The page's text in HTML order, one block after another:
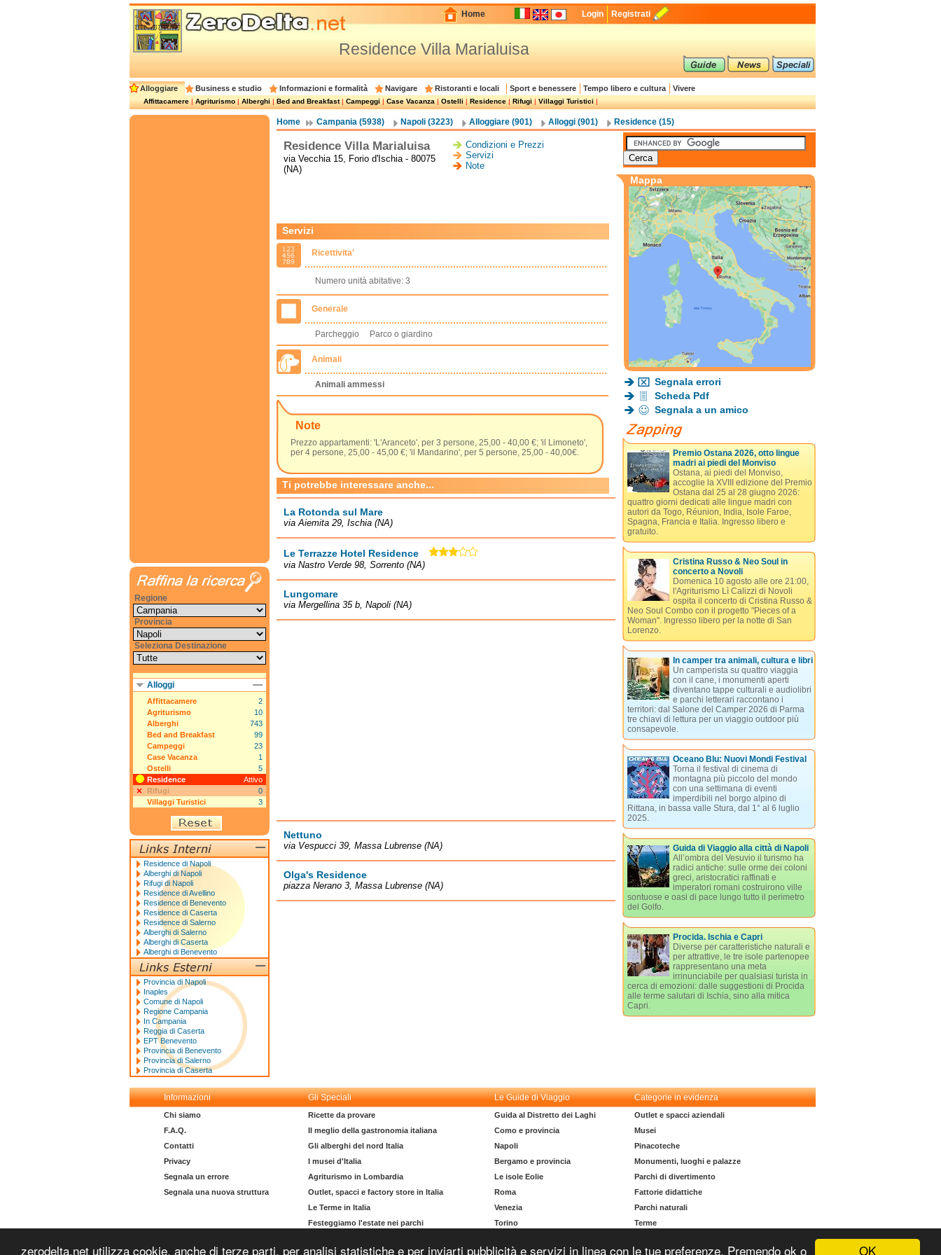
OK
zerodelta.net utilizza cookie, anche di terze parti, per analisi statistiche e per inviarti pubblicità e servizi in linea con le tue preferenze. Premendo ok o
Home Login Registrati
Residence Villa Marialuisa
Alloggiare Business e studio Informazioni e formalità Navigare Ristoranti e locali Sport e benessere Tempo libero e cultura Vivere
Affittacamere|Agriturismo|Alberghi|Bed and Breakfast|Campeggi|Case Vacanza|Ostelli|Residence|Rifugi|Villaggi Turistici|
Home Campania (5938) Napoli (3223) Alloggiare (901) Alloggi (901) Residence (15)
Residence Villa Marialuisa
Condizioni e Prezzi
Servizi
Note
via Vecchia 15, Forio d'Ischia - 80075
(NA)
Servizi
Ricettivita'
Numero unità abitative: 3
Generale
Parcheggio Parco o giardino
Animali
Animali ammessi
Note
Prezzo appartamenti: 'L'Aranceto', per 3 persone, 25,00 - 40,00 €; 'il Limoneto',
per 4 persone, 25,00 - 45,00 €; 'il Mandarino', per 5 persone, 25,00 - 40,00€.
Ti potrebbe interessare anche...
La Rotonda sul Mare
via Aiemita 29, Ischia (NA)
Le Terrazze Hotel Residence
via Nastro Verde 98, Sorrento (NA)
Lungomare
via Mergellina 35 b, Napoli (NA)
Nettuno
via Vespucci 39, Massa Lubrense (NA)
Olga's Residence
piazza Nerano 3, Massa Lubrense (NA)
Mappa
Segnala errori
Scheda Pdf
Segnala a un amico
Premio Ostana 2026, otto lingue
madri ai piedi del Monviso
Ostana, ai piedi del Monviso,
accoglie la XVIII edizione del Premio
Ostana dal 25 al 28 giugno 2026:
quattro giorni dedicati alle lingue madri con
autori da Togo, Réunion, India, Isole Faroe,
Spagna, Francia e Italia. Ingresso libero e
gratuito.
Cristina Russo & Neo Soul in
concerto a Novoli
Domenica 10 agosto alle ore 21:00,
l'Agriturismo Lì Calizzi di Novoli
ospita il concerto di Cristina Russo &
Neo Soul Combo con il progetto "Pieces of a
Woman". Ingresso libero per la notte di San
Lorenzo.
In camper tra animali, cultura e libri
Un camperista su quattro viaggia
con il cane, i monumenti aperti
diventano tappe culturali e audiolibri
e parchi letterari raccontano i
territori: dal Salone del Camper 2026 di Parma
tre chiavi di lettura per un viaggio outdoor più
consapevole.
Oceano Blu: Nuovi Mondi Festival
Torna il festival di cinema di
montagna più piccolo del mondo
con una settimana di eventi
imperdibili nel borgo alpino di
Rittana, in bassa valle Stura, dal 1° al 6 luglio
2025.
Guida di Viaggio alla città di Napoli
All’ombra del Vesuvio il turismo ha
radici antiche: sulle orme dei coloni
greci, aristocratici raffinati e
imperatori romani costruirono ville
sontuose e oasi di pace lungo tutto il perimetro
del Golfo.
Procida. Ischia e Capri
Diverse per caratteristiche naturali e
per attrattive, le tre isole partenopee
rappresentano una meta
irrinunciabile per qualsiasi turista in
cerca di emozioni: dalle suggestioni di Procida
alle terme salutari di Ischia, sino alla mitica
Capri.
Regione
Provincia
Seleziona Destinazione
Alloggi
Affittacamere
2
Agriturismo
10
Alberghi
743
Bed and Breakfast
99
Campeggi
23
Case Vacanza
1
Ostelli
5
Residence
Attivo
Rifugi
0
Villaggi Turistici
3
Residence di Napoli
Alberghi di Napoli
Rifugi di Napoli
Residence di Avellino
Residence di Benevento
Residence di Caserta
Residence di Salerno
Alberghi di Salerno
Alberghi di Caserta
Alberghi di Benevento
Provincia di Napoli
Inaples
Comune di Napoli
Regione Campania
In Campania
Reggia di Caserta
EPT Benevento
Provincia di Benevento
Provincia di Salerno
Provincia di Caserta
Informazioni Gli Speciali Le Guide di Viaggio Categorie in evidenza
Chi siamo
F.A.Q.
Contatti
Privacy
Segnala un errore
Segnala una nuova struttura
Ricette da provare
Il meglio della gastronomia italiana
Gli alberghi del nord Italia
I musei d'Italia
Agriturismo in Lombardia
Outlet, spacci e factory store in Italia
Le Terme in Italia
Festeggiamo l'estate nei parchi
Guida al Distretto dei Laghi
Como e provincia
Napoli
Bergamo e provincia
Le isole Eolie
Roma
Venezia
Torino
Outlet e spacci aziendali
Musei
Pinacoteche
Monumenti, luoghi e palazze
Parchi di divertimento
Fattorie didattiche
Parchi naturali
Terme